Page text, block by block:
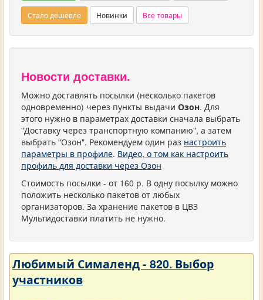
Стало дешевле Новинки Все товары
Новости доставки.
Можно доставлять посылки (несколько пакетов
одновременно) через пункты выдачи Озон. Для
этого нужно в параметрах доставки сначала выбрать
"Доставку через транспортную компанию", а затем
выбрать "Озон". Рекомендуем один раз настроить
параметры в профиле. Видео, о том как настроить
профиль для доставки через Озон
Стоимость посылки - от 160 р. В одну посылку можно
положить несколько пакетов от любых
организаторов. За хранение пакетов в ЦВЗ
Мультидоставки платить не нужно.
Любимый Сималенд - 820. Выбор
участников